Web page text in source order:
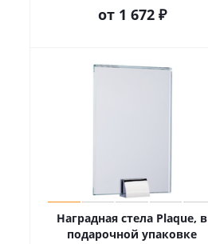
от 1 672 ₽
Наградная стела Plaque, в
подарочной упаковке